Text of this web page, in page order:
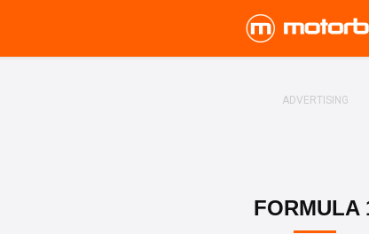
FORMULA